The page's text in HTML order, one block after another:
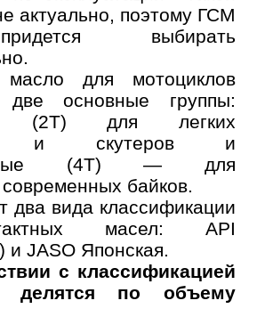
актуально, поэтому ГСМ
выбирать
масло для мотоциклов
основные группы:
(2Т) для легких
и скутеров и
(4Т) — для
байков.
два вида классификации
масел: API
и JASO Японская.
с классификацией
делятся по объему